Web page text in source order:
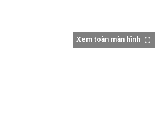
Xem toàn màn hình